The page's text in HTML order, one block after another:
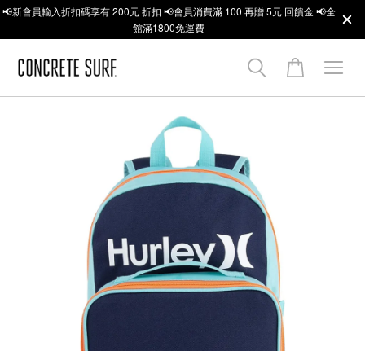
📢新會員輸入折扣碼享有 200元 折扣 📢會員消費滿 100 再贈 5元 回饋金 📢全
館滿1800免運費